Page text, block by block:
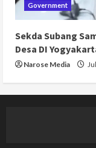
Government
Sekda Subang
Desa DI
Narose Media